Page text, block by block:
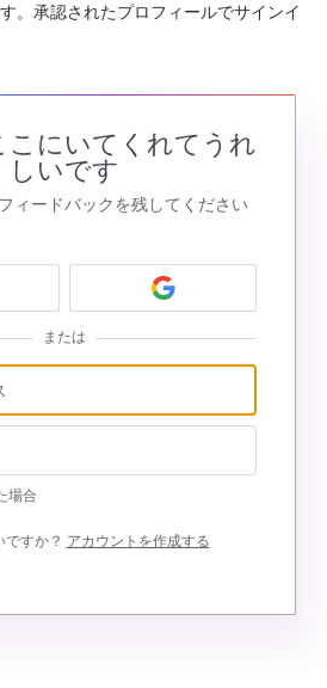
。承認されたプロフィールでサインイ
こにいてくれてうれ
しいです
ィードバックを残してください
または
場合
ですか？ アカウントを作成する